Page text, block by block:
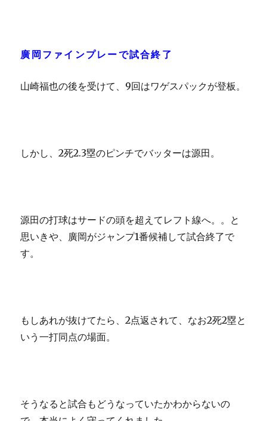
廣岡ファインプレーで試合終了
山崎福也の後を受けて、9回はワゲスパックが登板。
しかし、2死2.3塁のピンチでバッターは源田。
源田の打球はサードの頭を超えてレフト線へ。。と
思いきや、廣岡がジャンプ1番候補して試合終了で
す。
もしあれが抜けてたら、2点返されて、なお2死2塁と
いう一打同点の場面。
そうなると試合もどうなっていたかわからないの